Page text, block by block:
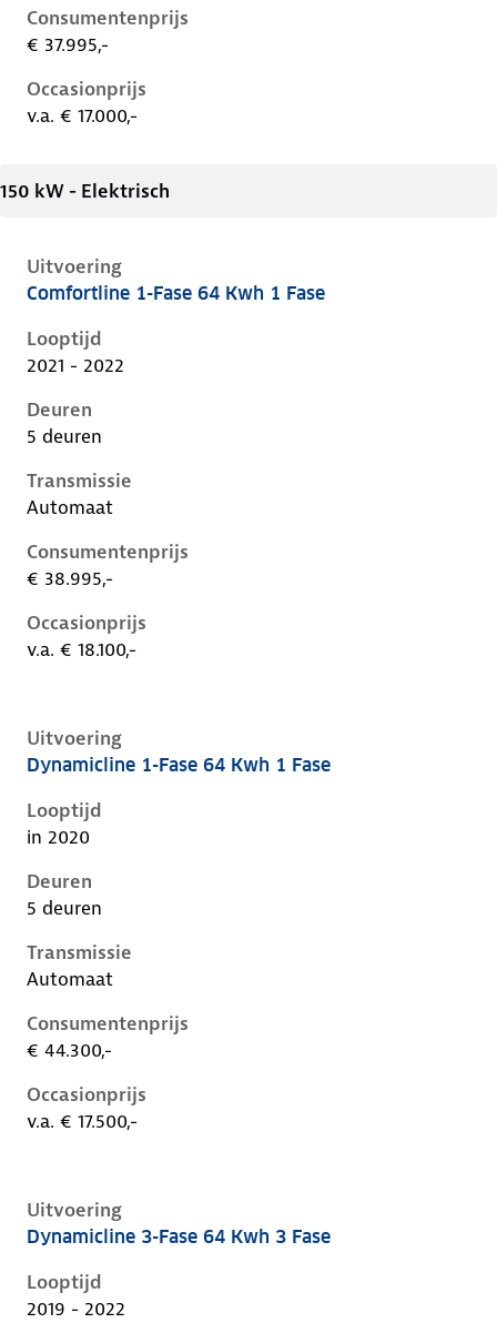
Consumentenprijs
€ 37.995,-
Occasionprijs
v.a. € 17.000,-
150 kW - Elektrisch
Uitvoering
Kia Niro i-de-1e-facelift, 64 kwh 1 fase, 150 kW,
Comfortline 1-Fase 64 Kwh 1 Fase
Looptijd
2021 - 2022
Deuren
5 deuren
Transmissie
Automaat
Consumentenprijs
€ 38.995,-
Occasionprijs
v.a. € 18.100,-
Uitvoering
Kia Niro i-de-1e-facelift, 64 kwh 1 fase, 150 kW,
Dynamicline 1-Fase 64 Kwh 1 Fase
Looptijd
in 2020
Deuren
5 deuren
Transmissie
Automaat
Consumentenprijs
€ 44.300,-
Occasionprijs
v.a. € 17.500,-
Uitvoering
Kia Niro i-de-1e-facelift, 64 kwh 3 fase, 150 kW,
Dynamicline 3-Fase 64 Kwh 3 Fase
Looptijd
2019 - 2022